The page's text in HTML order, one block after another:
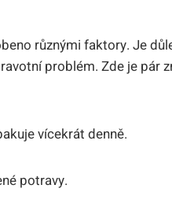
různými faktory. Je
problém. Zde je pár
vícekrát denně.
potravy.